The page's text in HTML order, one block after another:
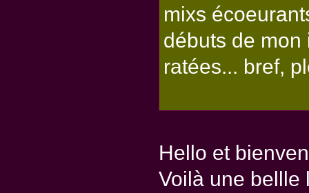
mixs
débuts de
ratées... bref,
Hello et
Voilà une bellle